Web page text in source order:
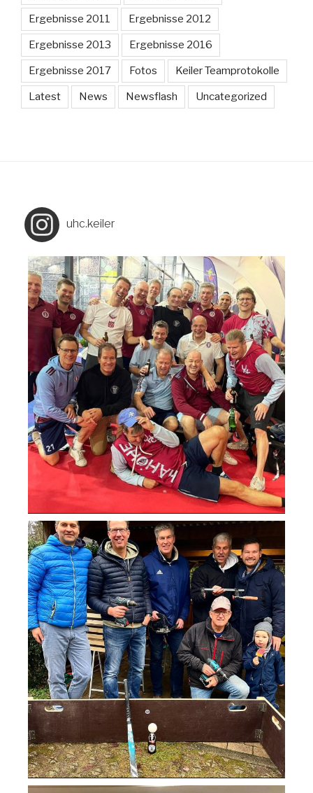
Ergebnisse 2011 Ergebnisse 2012
Ergebnisse 2013 Ergebnisse 2016
Ergebnisse 2017 Fotos Keiler Teamprotokolle
Latest News Newsflash Uncategorized
uhc.keiler